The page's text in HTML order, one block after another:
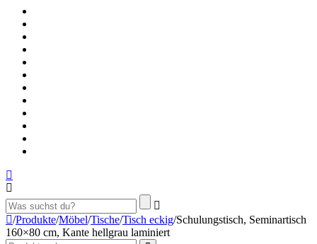
/Produkte/Möbel/Tische/Tisch eckig/Schulungstisch, Seminartisch
160×80 cm, Kante hellgrau laminiert